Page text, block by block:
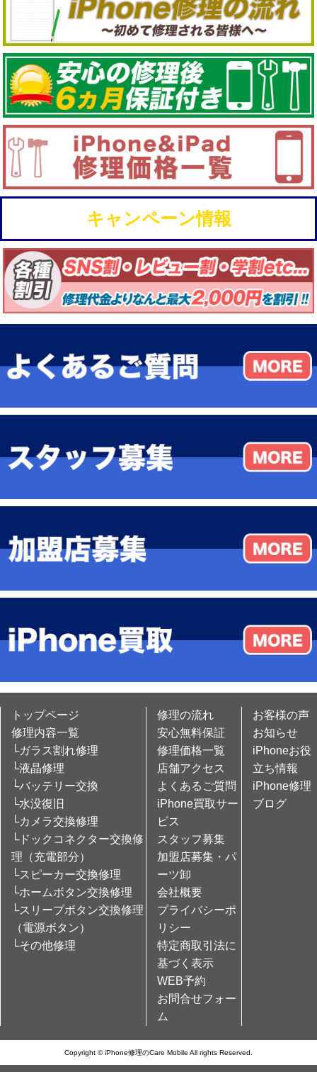
キャンペーン情報
トップページ
修理内容一覧
└ガラス割れ修理
└液晶修理
└バッテリー交換
└水没復旧
└カメラ交換修理
└ドックコネクター交換修
理（充電部分）
└スピーカー交換修理
└ホームボタン交換修理
└スリープボタン交換修理
（電源ボタン）
└その他修理
修理の流れ
安心無料保証
修理価格一覧
店舗アクセス
よくあるご質問
iPhone買取サー
ビス
スタッフ募集
加盟店募集・パ
ーツ卸
会社概要
プライバシーポ
リシー
特定商取引法に
基づく表示
WEB予約
お問合せフォー
ム
お客様の声
お知らせ
iPhoneお役
立ち情報
iPhone修理
ブログ
Copyright © iPhone修理のCare Mobile All rights Reserved.